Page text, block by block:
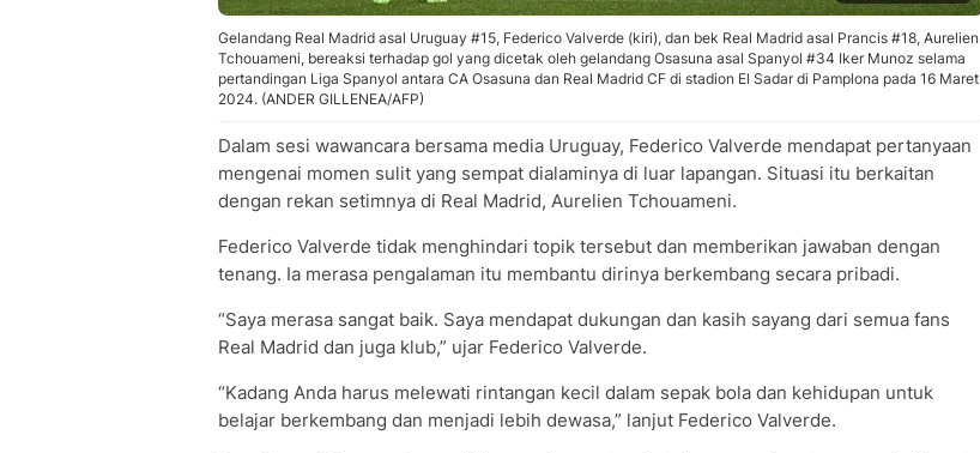
Gelandang Real Madrid asal Uruguay #15, Federico Valverde (kiri), dan bek Real Madrid asal Prancis #18, Aurelien
Tchouameni, bereaksi terhadap gol yang dicetak oleh gelandang Osasuna asal Spanyol #34 Iker Munoz selama
pertandingan Liga Spanyol antara CA Osasuna dan Real Madrid CF di stadion El Sadar di Pamplona pada 16 Maret
2024. (ANDER GILLENEA/AFP)
Dalam sesi wawancara bersama media Uruguay, Federico Valverde mendapat pertanyaan
mengenai momen sulit yang sempat dialaminya di luar lapangan. Situasi itu berkaitan
dengan rekan setimnya di Real Madrid, Aurelien Tchouameni.
Federico Valverde tidak menghindari topik tersebut dan memberikan jawaban dengan
tenang. Ia merasa pengalaman itu membantu dirinya berkembang secara pribadi.
“Saya merasa sangat baik. Saya mendapat dukungan dan kasih sayang dari semua fans
Real Madrid dan juga klub,” ujar Federico Valverde.
“Kadang Anda harus melewati rintangan kecil dalam sepak bola dan kehidupan untuk
belajar berkembang dan menjadi lebih dewasa,” lanjut Federico Valverde.